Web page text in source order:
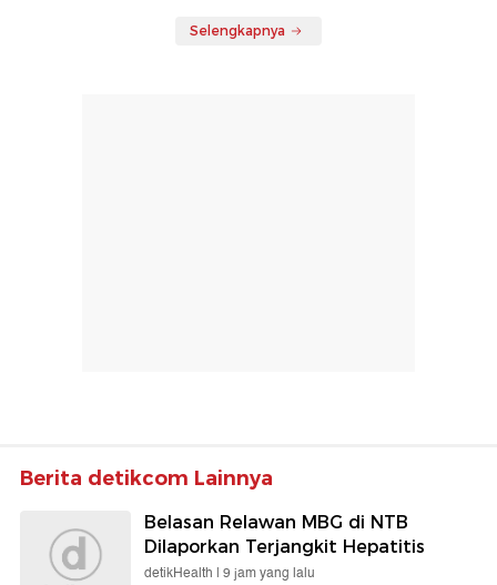
Selengkapnya
Berita detikcom Lainnya
Belasan Relawan MBG di NTB
Dilaporkan Terjangkit Hepatitis
detikHealth | 9 jam yang lalu